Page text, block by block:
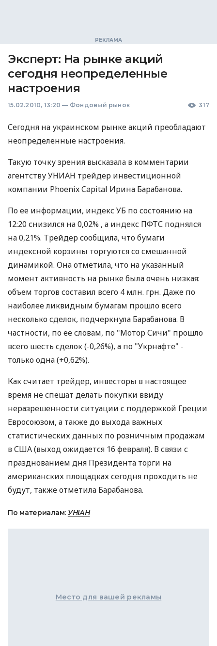
Эксперт: На рынке акций
сегодня неопределенные
настроения
15.02.2010, 13:20 — Фондовый рынок 317
Сегодня на украинском рынке акций преобладают
неопределенные настроения.
Такую точку зрения высказала в комментарии
агентству УНИАН трейдер инвестиционной
компании Phoenix Capital Ирина Барабанова.
По ее информации, индекс УБ по состоянию на
12:20 снизился на 0,02% , а индекс ПФТС поднялся
на 0,21%. Трейдер сообщила, что бумаги
индексной корзины торгуются со смешанной
динамикой. Она отметила, что на указанный
момент активность на рынке была очень низкая:
объем торгов составил всего 4 млн. грн. Даже по
наиболее ликвидным бумагам прошло всего
несколько сделок, подчеркнула Барабанова. В
частности, по ее словам, по "Мотор Сичи" прошло
всего шесть сделок (-0,26%), а по "Укрнафте" -
только одна (+0,62%).
Как считает трейдер, инвесторы в настоящее
время не спешат делать покупки ввиду
неразрешенности ситуации с поддержкой Греции
Евросоюзом, а также до выхода важных
статистических данных по розничным продажам
в США (выход ожидается 16 февраля). В связи с
празднованием дня Президента торги на
американских площадках сегодня проходить не
будут, также отметила Барабанова.
По материалам: УНІАН
Место для вашей рекламы